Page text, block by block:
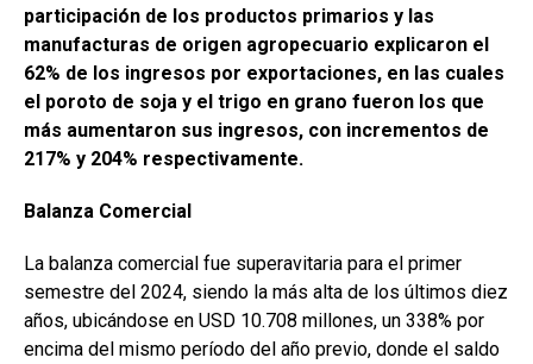
participación de los productos primarios y las
manufacturas de origen agropecuario explicaron el
62% de los ingresos por exportaciones, en las cuales
el poroto de soja y el trigo en grano fueron los que
más aumentaron sus ingresos, con incrementos de
217% y 204% respectivamente.
Balanza Comercial
La balanza comercial fue superavitaria para el primer
semestre del 2024, siendo la más alta de los últimos diez
años, ubicándose en USD 10.708 millones, un 338% por
encima del mismo período del año previo, donde el saldo